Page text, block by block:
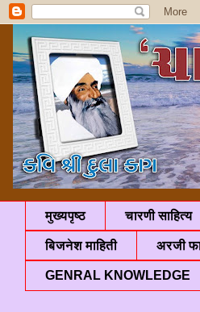
मुख्यपृष्ठ चारणी साहित्य
बिजनेश माहिती अरजी
GENRAL KNOWLEDGE